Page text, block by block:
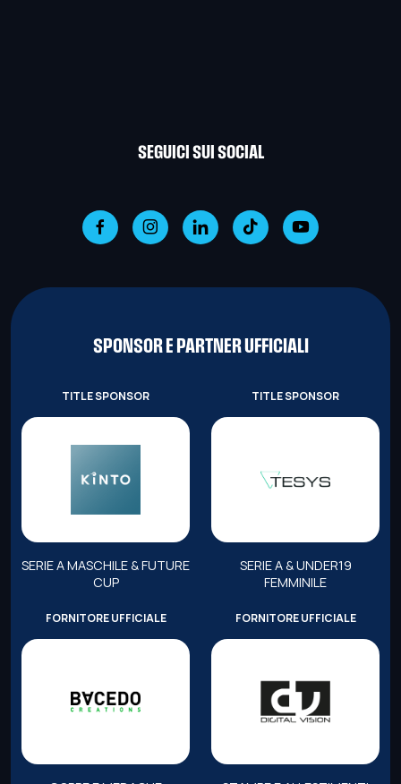
SEGUICI SUI SOCIAL
SPONSOR E PARTNER UFFICIALI
TITLE SPONSOR
SERIE A MASCHILE & FUTURE
CUP
TITLE SPONSOR
SERIE A & UNDER19
FEMMINILE
FORNITORE UFFICIALE FORNITORE UFFICIALE